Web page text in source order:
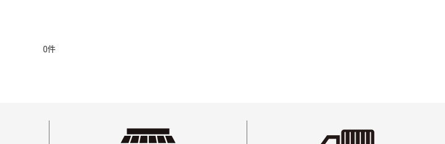
0件